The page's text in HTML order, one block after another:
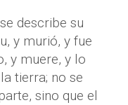
describe su
y murió, y fue
y muere, y lo
tierra; no se
sino que el